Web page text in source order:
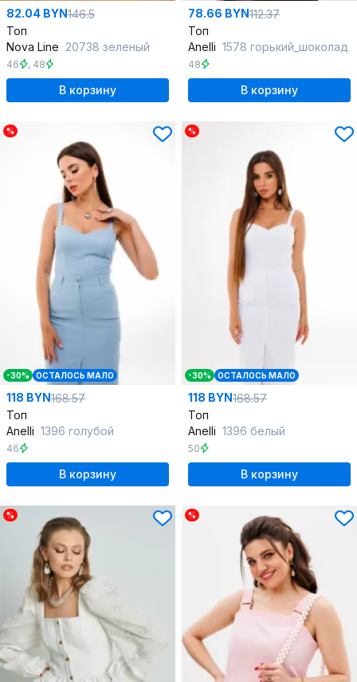
82.04 BYN146.5
Топ
Nova Line 20738 зеленый
46 , 48
В корзину
78.66 BYN112.37
Топ
Anelli 1578 горький_шоколад
48
В корзину
%
-30% ОСТАЛОСЬ МАЛО
118 BYN168.57
Топ
Anelli 1396 голубой
46
В корзину
%
-30% ОСТАЛОСЬ МАЛО
118 BYN168.57
Топ
Anelli 1396 белый
50
В корзину
% %